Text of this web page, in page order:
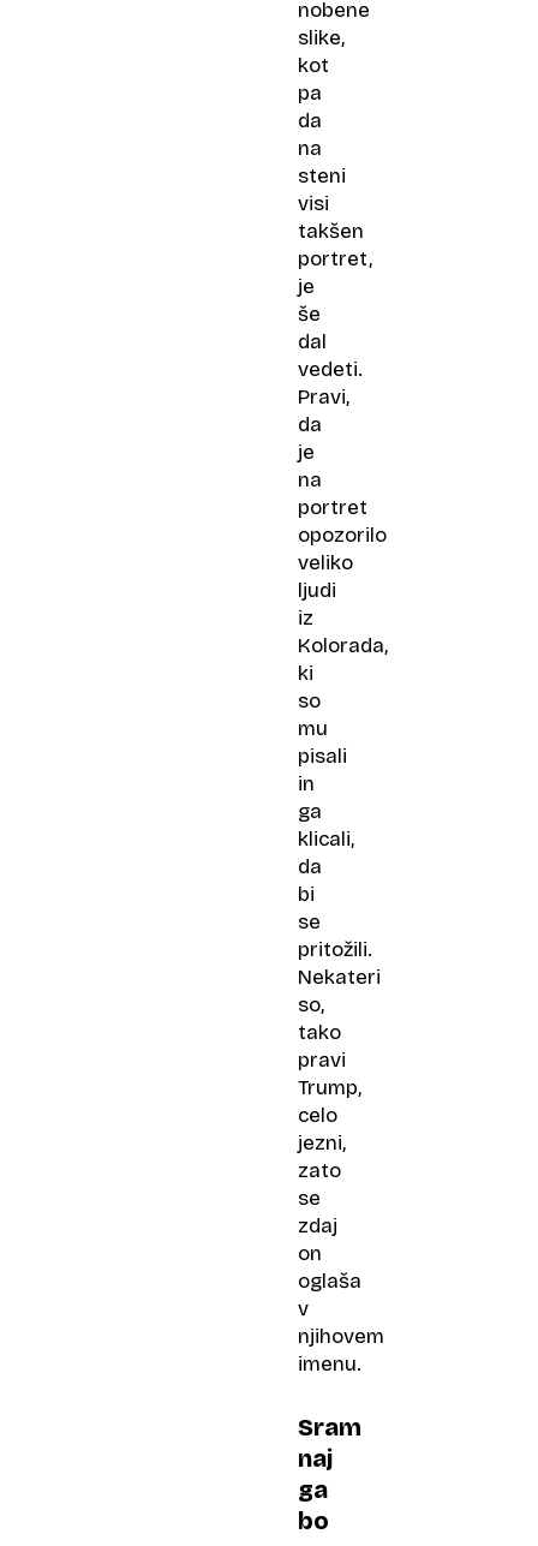
nobene
slike,
kot
pa
da
na
steni
visi
takšen
portret,
je
še
dal
vedeti.
Pravi,
da
je
na
portret
opozorilo
veliko
ljudi
iz
Kolorada,
ki
so
mu
pisali
in
ga
klicali,
da
bi
se
pritožili.
Nekateri
so,
tako
pravi
Trump,
celo
jezni,
zato
se
zdaj
on
oglaša
v
njihovem
imenu.
Sram
naj
ga
bo